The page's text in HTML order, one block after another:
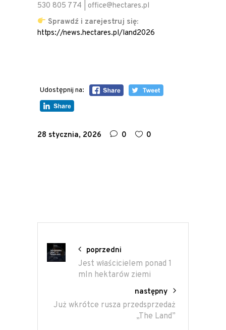
530 805 774 | office@hectares.pl
Sprawdź i zarejestruj się:
https://news.hectares.pl/land2026
Udostępnij na:
28 stycznia, 2026 0 0
poprzedni
Jest właścicielem ponad 1
mln hektarów ziemi
następny
Już wkrótce rusza przedsprzedaż
„The Land”